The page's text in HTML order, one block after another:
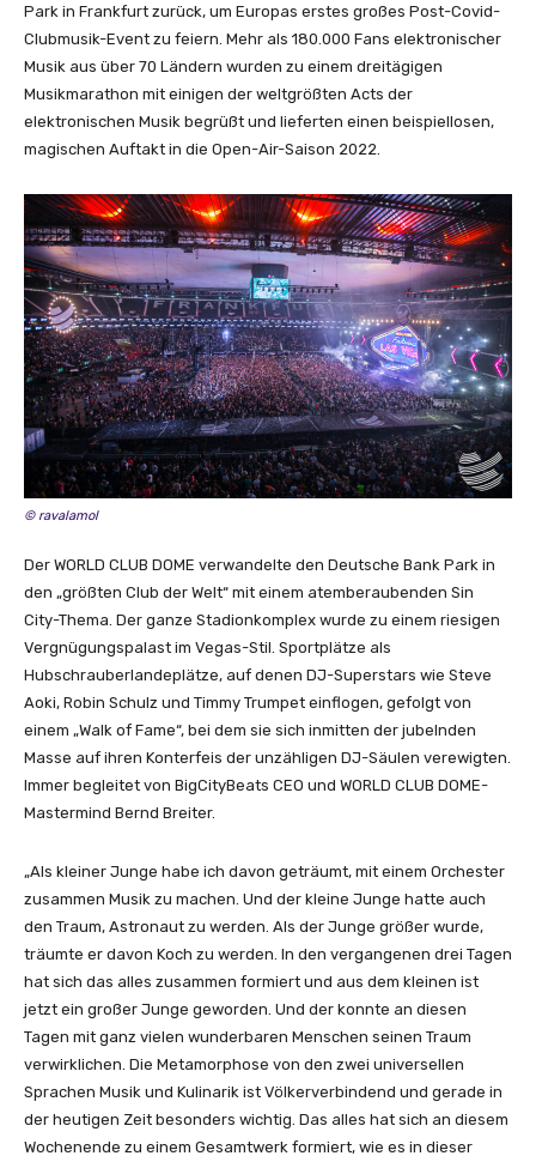
Park in Frankfurt zurück, um Europas erstes großes Post-Covid-
Clubmusik-Event zu feiern. Mehr als 180.000 Fans elektronischer
Musik aus über 70 Ländern wurden zu einem dreitägigen
Musikmarathon mit einigen der weltgrößten Acts der
elektronischen Musik begrüßt und lieferten einen beispiellosen,
magischen Auftakt in die Open-Air-Saison 2022.
© ravalamol
Der WORLD CLUB DOME verwandelte den Deutsche Bank Park in
den „größten Club der Welt“ mit einem atemberaubenden Sin
City-Thema. Der ganze Stadionkomplex wurde zu einem riesigen
Vergnügungspalast im Vegas-Stil. Sportplätze als
Hubschrauberlandeplätze, auf denen DJ-Superstars wie Steve
Aoki, Robin Schulz und Timmy Trumpet einflogen, gefolgt von
einem „Walk of Fame“, bei dem sie sich inmitten der jubelnden
Masse auf ihren Konterfeis der unzähligen DJ-Säulen verewigten.
Immer begleitet von BigCityBeats CEO und WORLD CLUB DOME-
Mastermind Bernd Breiter.
„Als kleiner Junge habe ich davon geträumt, mit einem Orchester
zusammen Musik zu machen. Und der kleine Junge hatte auch
den Traum, Astronaut zu werden. Als der Junge größer wurde,
träumte er davon Koch zu werden. In den vergangenen drei Tagen
hat sich das alles zusammen formiert und aus dem kleinen ist
jetzt ein großer Junge geworden. Und der konnte an diesen
Tagen mit ganz vielen wunderbaren Menschen seinen Traum
verwirklichen. Die Metamorphose von den zwei universellen
Sprachen Musik und Kulinarik ist Völkerverbindend und gerade in
der heutigen Zeit besonders wichtig. Das alles hat sich an diesem
Wochenende zu einem Gesamtwerk formiert, wie es in dieser